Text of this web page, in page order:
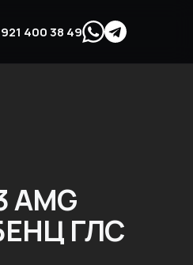
400 38 49
AMG
ГЛС